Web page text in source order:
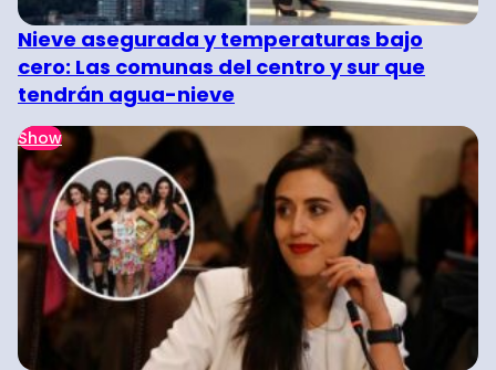
Nieve asegurada y temperaturas bajo
cero: Las comunas del centro y sur que
tendrán agua-nieve
Show